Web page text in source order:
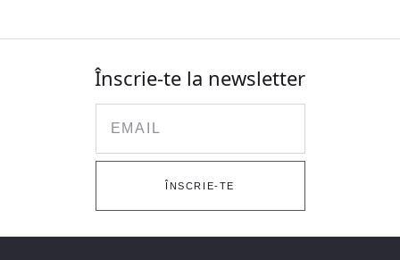
Înscrie-te la newsletter
ÎNSCRIE-TE